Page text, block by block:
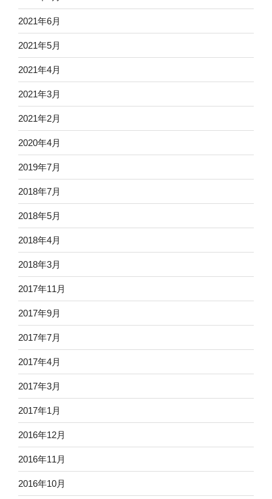
2021年6月
2021年5月
2021年4月
2021年3月
2021年2月
2020年4月
2019年7月
2018年7月
2018年5月
2018年4月
2018年3月
2017年11月
2017年9月
2017年7月
2017年4月
2017年3月
2017年1月
2016年12月
2016年11月
2016年10月